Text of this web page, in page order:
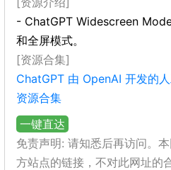
- ChatGPT Widescreen
和全屏模式。
[资源合集]
ChatGPT 由 OpenAI 开发的
资源合集
一键直达
免责声明: 请知悉后再访问。
方站点的链接，不对此网址的